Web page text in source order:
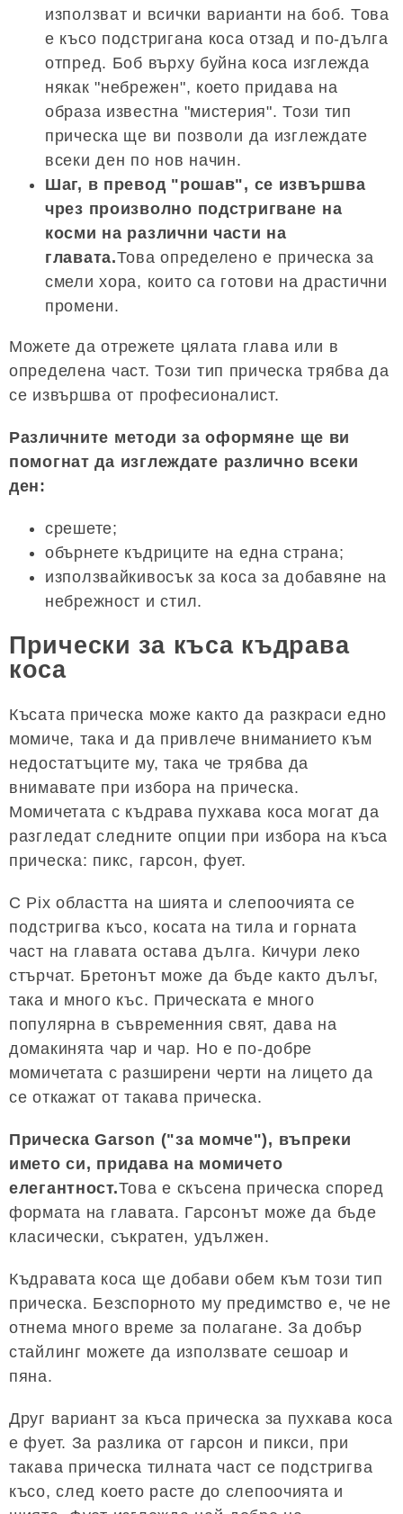
използват и всички варианти на боб. Това
е късо подстригана коса отзад и по-дълга
отпред. Боб върху буйна коса изглежда
някак "небрежен", което придава на
образа известна "мистерия". Този тип
прическа ще ви позволи да изглеждате
всеки ден по нов начин.
Шаг, в превод "рошав", се извършва
чрез произволно подстригване на
косми на различни части на
главата.Това определено е прическа за
смели хора, които са готови на драстични
промени.
Можете да отрежете цялата глава или в
определена част. Този тип прическа трябва да
се извършва от професионалист.
Различните методи за оформяне ще ви
помогнат да изглеждате различно всеки
ден:
срешете;
обърнете къдриците на една страна;
използвайкивосък за коса за добавяне на
небрежност и стил.
Прически за къса къдрава
коса
Късата прическа може както да разкраси едно
момиче, така и да привлече вниманието към
недостатъците му, така че трябва да
внимавате при избора на прическа.
Момичетата с къдрава пухкава коса могат да
разгледат следните опции при избора на къса
прическа: пикс, гарсон, фует.
С Pix областта на шията и слепоочията се
подстригва късо, косата на тила и горната
част на главата остава дълга. Кичури леко
стърчат. Бретонът може да бъде както дълъг,
така и много къс. Прическата е много
популярна в съвременния свят, дава на
домакинята чар и чар. Но е по-добре
момичетата с разширени черти на лицето да
се откажат от такава прическа.
Прическа Garson ("за момче"), въпреки
името си, придава на момичето
елегантност.Това е скъсена прическа според
формата на главата. Гарсонът може да бъде
класически, съкратен, удължен.
Къдравата коса ще добави обем към този тип
прическа. Безспорното му предимство е, че не
отнема много време за полагане. За добър
стайлинг можете да използвате сешоар и
пяна.
Друг вариант за къса прическа за пухкава коса
е фует. За разлика от гарсон и пикси, при
такава прическа тилната част се подстригва
късо, след което расте до слепоочията и